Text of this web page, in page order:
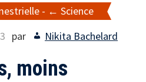
-
Science
par Nikita Bachelard
moins